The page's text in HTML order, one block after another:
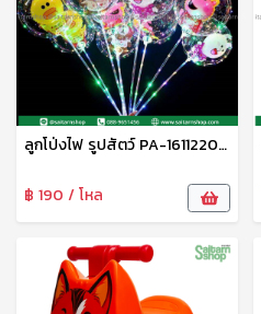
ลูกโป่งไฟ รูปสัตว์ PA-16112202 Zonertoy
฿ 190 / โหล